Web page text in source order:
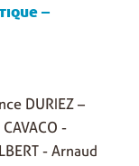
–
DURIEZ –
-
- Arnaud